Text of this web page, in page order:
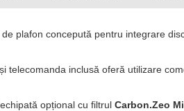
de plafon concepută pentru integrare
telecomanda inclusă oferă utilizare
opțional cu filtrul Carbon.Zeo